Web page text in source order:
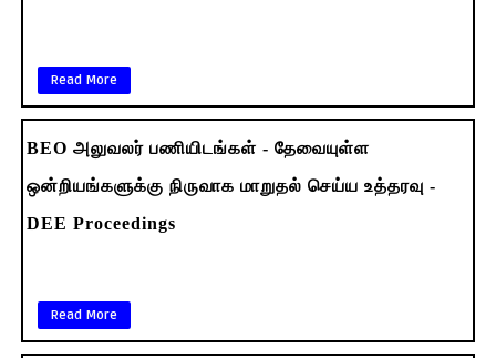
Read More
BEO அலுவலர் பணியிடங்கள் - தேவையுள்ள
ஒன்றியங்களுக்கு நிருவாக மாறுதல் செய்ய உத்தரவு -
DEE Proceedings
Read More